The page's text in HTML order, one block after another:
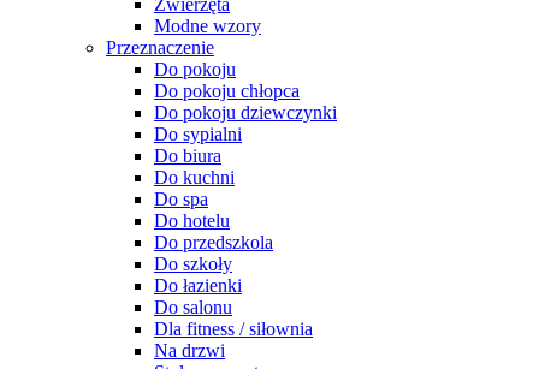
Zwierzęta
Modne wzory
Przeznaczenie
Do pokoju
Do pokoju chłopca
Do pokoju dziewczynki
Do sypialni
Do biura
Do kuchni
Do spa
Do hotelu
Do przedszkola
Do szkoły
Do łazienki
Do salonu
Dla fitness / siłownia
Na drzwi